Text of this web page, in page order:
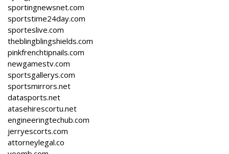
sportingnewsnet.com
sportstime24day.com
sporteslive.com
theblingblingshields.com
pinkfrenchtipnails.com
newgamestv.com
sportsgallerys.com
sportsmirrors.net
datasports.net
atasehirescortu.net
engineeringtechub.com
jerryescorts.com
attorneylegal.co